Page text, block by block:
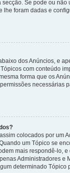
Se pode ou não
lhe foram dadas e
dos Anúncios, e
com conteúdo
forma que os
necessárias
colocados por um
um Tópico se
mais respondê-lo,
Administradores e
determinado Tópico